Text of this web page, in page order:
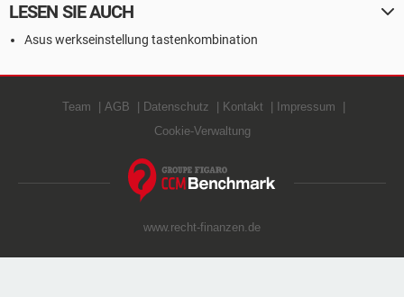
LESEN SIE AUCH
Asus werkseinstellung tastenkombination
Team AGB Datenschutz Kontakt
Impressum
Cookie-Verwaltung
www.recht-finanzen.de